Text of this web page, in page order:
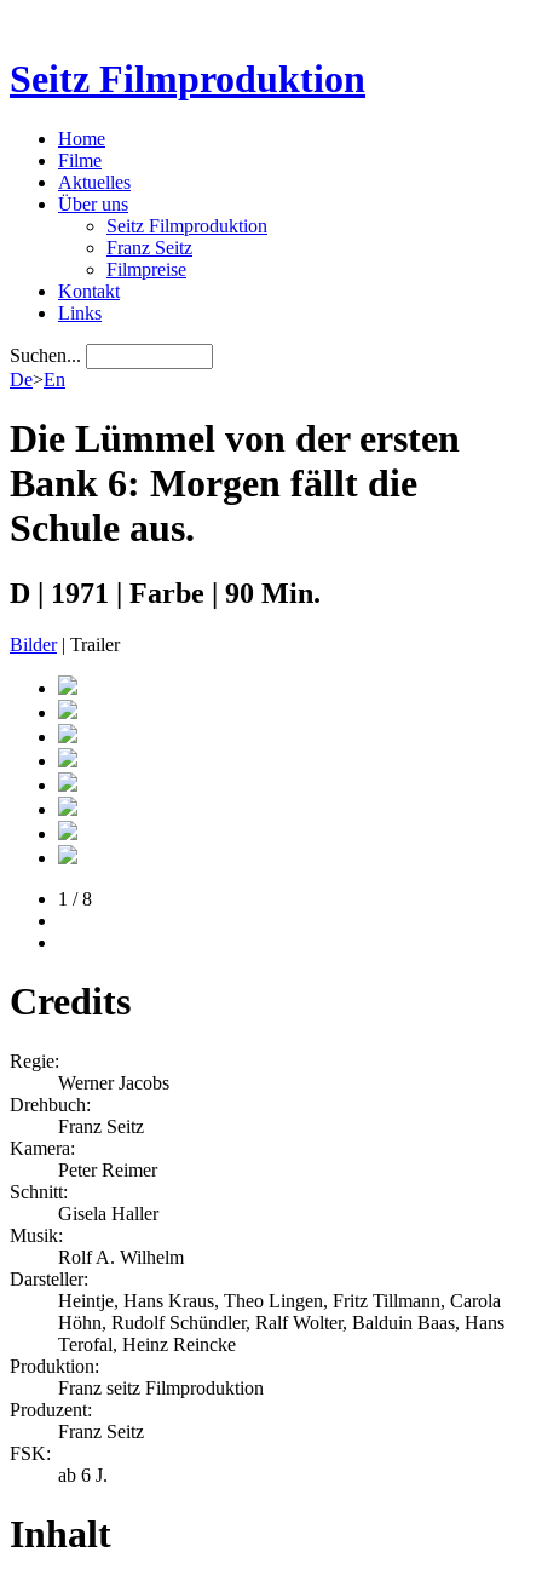
Seitz Filmproduktion
Home
Filme
Aktuelles
Über uns
Seitz Filmproduktion
Franz Seitz
Filmpreise
Kontakt
Links
Suchen...
De>En
Die Lümmel von der ersten
Bank 6: Morgen fällt die
Schule aus.
D | 1971 | Farbe | 90 Min.
Bilder| Trailer
1 / 8
Credits
Regie:
Werner Jacobs
Drehbuch:
Franz Seitz
Kamera:
Peter Reimer
Schnitt:
Gisela Haller
Musik:
Rolf A. Wilhelm
Darsteller:
Heintje, Hans Kraus, Theo Lingen, Fritz Tillmann, Carola
Höhn, Rudolf Schündler, Ralf Wolter, Balduin Baas, Hans
Terofal, Heinz Reincke
Produktion:
Franz seitz Filmproduktion
Produzent:
Franz Seitz
FSK:
ab 6 J.
Inhalt